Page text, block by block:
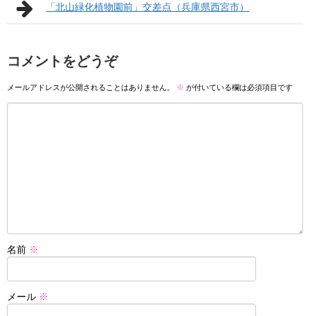
「北山緑化植物園前」交差点（兵庫県西宮市）
コメントをどうぞ
メールアドレスが公開されることはありません。 ※ が付いている欄は必須項目です
名前 ※
メール ※